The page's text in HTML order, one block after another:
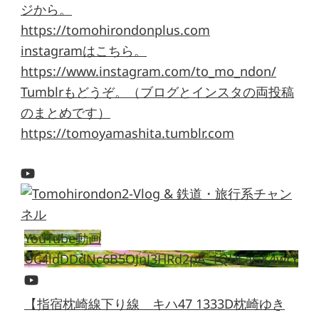
ジから。
https://tomohirondonplus.com
instagramはこちら。
https://www.instagram.com/to_mo_ndon/
Tumblrもどうぞ。（ブログとインスタの両投稿
のまとめです）
https://tomoyamashita.tumblr.com
YouTube動画
UC4ldDDdNc6B5OJnJ3HRd2pA_1QHEaGK4wrY
【指宿枕崎線下り線 キハ47 1333D枕崎ゆき